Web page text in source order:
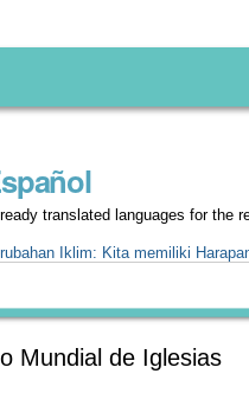
translated languages for the
Iklim: Kita memiliki
Mundial de Iglesias